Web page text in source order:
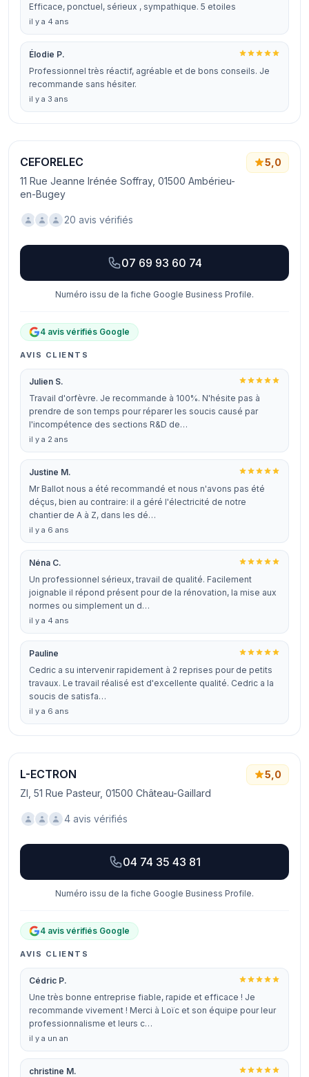
Efficace, ponctuel, sérieux , sympathique. 5 etoiles
il y a 4 ans
Élodie P.
Professionnel très réactif, agréable et de bons conseils. Je
recommande sans hésiter.
il y a 3 ans
CEFORELEC
11 Rue Jeanne Irénée Soffray, 01500 Ambérieu-
en-Bugey
5,0
20 avis vérifiés
07 69 93 60 74
Numéro issu de la fiche Google Business Profile.
4 avis vérifiés Google
AVIS CLIENTS
Julien S.
Travail d'orfèvre. Je recommande à 100%. N'hésite pas à
prendre de son temps pour réparer les soucis causé par
l'incompétence des sections R&D de…
il y a 2 ans
Justine M.
Mr Ballot nous a été recommandé et nous n'avons pas été
déçus, bien au contraire: il a géré l'électricité de notre
chantier de A à Z, dans les dé…
il y a 6 ans
Néna C.
Un professionnel sérieux, travail de qualité. Facilement
joignable il répond présent pour de la rénovation, la mise aux
normes ou simplement un d…
il y a 4 ans
Pauline
Cedric a su intervenir rapidement à 2 reprises pour de petits
travaux. Le travail réalisé est d'excellente qualité. Cedric a la
soucis de satisfa…
il y a 6 ans
L-ECTRON
ZI, 51 Rue Pasteur, 01500 Château-Gaillard
5,0
4 avis vérifiés
04 74 35 43 81
Numéro issu de la fiche Google Business Profile.
4 avis vérifiés Google
AVIS CLIENTS
Cédric P.
Une très bonne entreprise fiable, rapide et efficace ! Je
recommande vivement ! Merci à Loïc et son équipe pour leur
professionnalisme et leurs c…
il y a un an
christine M.